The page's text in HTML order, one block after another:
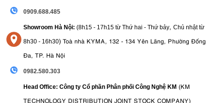
thiểu
Ổn định hình ảnh VC cho ảnh chụp cực kỳ sắc nét
Kết cấu chắc chắn, chống chịu được thời tiết
5.2. Nhược điểm:
điều kiện ánh sáng cực yếu
Ống kính có thể hơi khó sử dụng vì nó quá dài
0909.688.485
Showroom Hà Nội: (8h15 - 17h15 từ Thứ hai - Thứ bảy, Chủ nhật từ
8h30 - 16h30) Toà nhà KYMA, 132 - 134 Yên Lãng, Phường Đống
Đa, TP. Hà Nội
0982.580.303
Head Office: Công ty Cổ phần Phân phối Công Nghệ KM (KM
TECHNOLOGY DISTRIBUTION JOINT STOCK COMPANY)